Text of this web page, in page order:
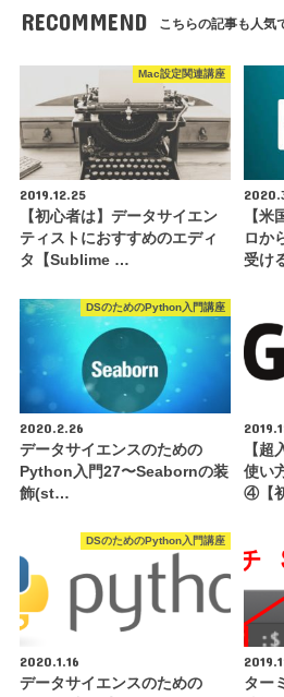
RECOMMEND こちらの記事も人気
Mac設定関連講座
2019.12.25
【初心者は】データサイエン
ティストにおすすめのエディ
タ【Sublime …
【
ロか
受け
DSのためのPython入門講座
2020.2.26
データサイエンスのための
Python入門27〜Seabornの装
飾(st…
【
使い
④【
DSのためのPython入門講座
2020.1.16
データサイエンスのための ター